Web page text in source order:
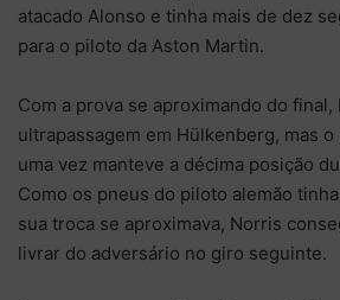
atacado Alonso e tinha mais de dez
para o piloto da Aston Martin.
Com a prova se aproximando do
ultrapassagem em Hülkenberg, mas o
uma vez manteve a décima posição
Como os pneus do piloto alemão
sua troca se aproximava, Norris
livrar do adversário no giro seguinte.